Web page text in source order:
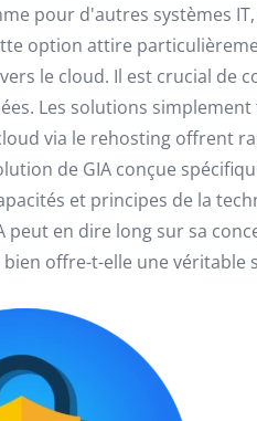
pour d'autres systèmes
option attire
le cloud. Il est crucial de
Les solutions
via le rehosting offrent
de GIA conçue
et principes de la
peut en dire long sur sa
offre-t-elle une véritable